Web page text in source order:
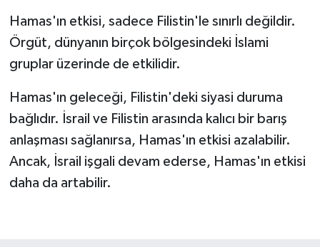
Hamas'ın etkisi, sadece Filistin'le sınırlı değildir.
Örgüt, dünyanın birçok bölgesindeki İslami
gruplar üzerinde de etkilidir.
Hamas'ın geleceği, Filistin'deki siyasi duruma
bağlıdır. İsrail ve Filistin arasında kalıcı bir barış
anlaşması sağlanırsa, Hamas'ın etkisi azalabilir.
Ancak, İsrail işgali devam ederse, Hamas'ın etkisi
daha da artabilir.